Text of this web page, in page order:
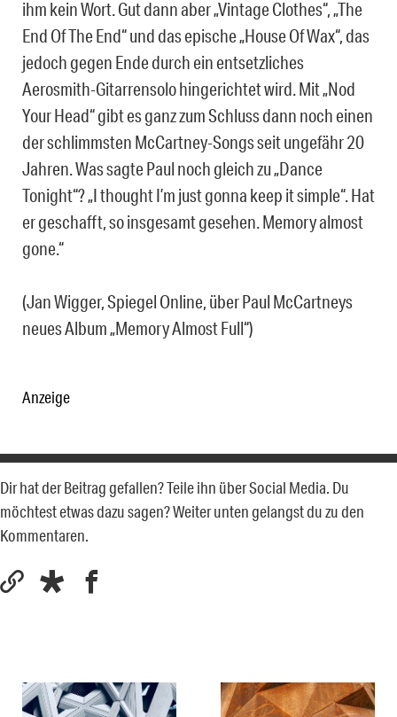
ihm kein Wort. Gut dann aber „Vintage Clothes“, „The
End Of The End“ und das epische „House Of Wax“, das
jedoch gegen Ende durch ein entsetzliches
Aerosmith-Gitarrensolo hingerichtet wird. Mit „Nod
Your Head“ gibt es ganz zum Schluss dann noch einen
der schlimmsten McCartney-Songs seit ungefähr 20
Jahren. Was sagte Paul noch gleich zu „Dance
Tonight“? „I thought I’m just gonna keep it simple“. Hat
er geschafft, so insgesamt gesehen. Memory almost
gone.“
(Jan Wigger, Spiegel Online, über Paul McCartneys
neues Album „Memory Almost Full“)
Anzeige
Dir hat der Beitrag gefallen? Teile ihn über Social Media. Du
möchtest etwas dazu sagen? Weiter unten gelangst du zu den
Kommentaren.